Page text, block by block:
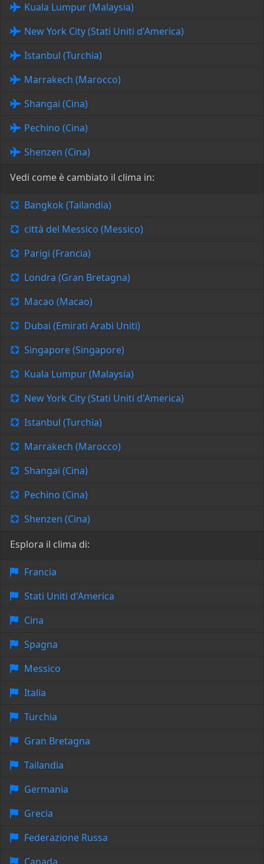
Kuala Lumpur (Malaysia)
New York City (Stati Uniti d'America)
Istanbul (Turchia)
Marrakech (Marocco)
Shangai (Cina)
Pechino (Cina)
Shenzen (Cina)
Vedi come è cambiato il clima in:
Bangkok (Tailandia)
città del Messico (Messico)
Parigi (Francia)
Londra (Gran Bretagna)
Macao (Macao)
Dubai (Emirati Arabi Uniti)
Singapore (Singapore)
Kuala Lumpur (Malaysia)
New York City (Stati Uniti d'America)
Istanbul (Turchia)
Marrakech (Marocco)
Shangai (Cina)
Pechino (Cina)
Shenzen (Cina)
Esplora il clima di:
Francia
Stati Uniti d'America
Cina
Spagna
Messico
Italia
Turchia
Gran Bretagna
Tailandia
Germania
Grecia
Federazione Russa